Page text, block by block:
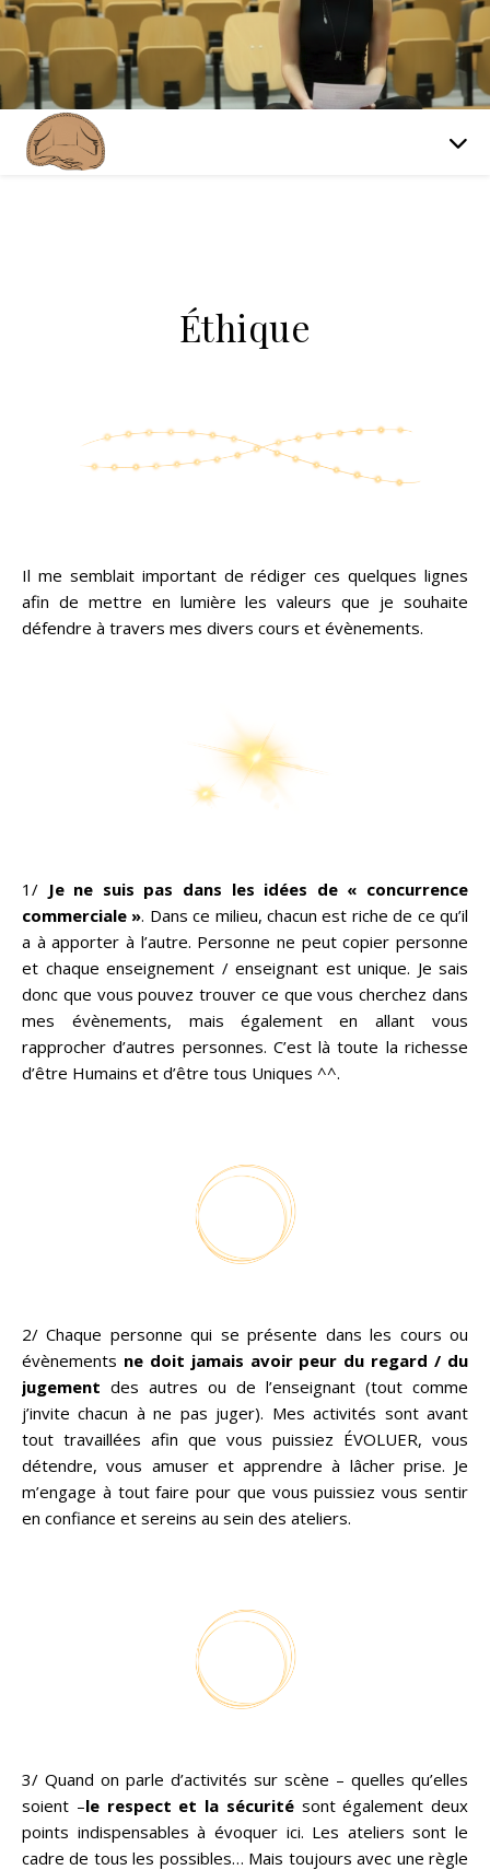
Éthique
Il me semblait important de rédiger ces quelques lignes
afin de mettre en lumière les valeurs que je souhaite
défendre à travers mes divers cours et évènements.
1/ Je ne suis pas dans les idées de « concurrence
commerciale ». Dans ce milieu, chacun est riche de ce qu’il
a à apporter à l’autre. Personne ne peut copier personne
et chaque enseignement / enseignant est unique. Je sais
donc que vous pouvez trouver ce que vous cherchez dans
mes évènements, mais également en allant vous
rapprocher d’autres personnes. C’est là toute la richesse
d’être Humains et d’être tous Uniques ^^.
2/ Chaque personne qui se présente dans les cours ou
évènements ne doit jamais avoir peur du regard / du
jugement des autres ou de l’enseignant (tout comme
j’invite chacun à ne pas juger). Mes activités sont avant
tout travaillées afin que vous puissiez ÉVOLUER, vous
détendre, vous amuser et apprendre à lâcher prise. Je
m’engage à tout faire pour que vous puissiez vous sentir
en confiance et sereins au sein des ateliers.
3/ Quand on parle d’activités sur scène – quelles qu’elles
soient –le respect et la sécuritésont également deux
points indispensables à évoquer ici. Les ateliers sont le
cadre de tous les possibles… Mais toujours avec une règle